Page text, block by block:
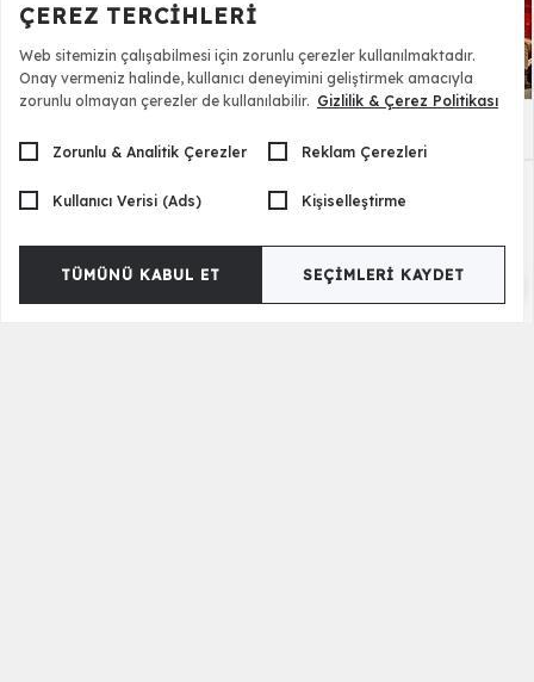
ÇEREZ TERCIHLERI
Web sitemizin çalışabilmesi için zorunlu çerezler kullanılmaktadır.
Onay vermeniz halinde, kullanıcı deneyimini geliştirmek amacıyla
zorunlu olmayan çerezler de kullanılabilir. Gizlilik & Çerez Politikası
Zorunlu & Analitik Çerezler Reklam Çerezleri
Kullanıcı Verisi (Ads) Kişiselleştirme
TÜMÜNÜ KABUL ET SEÇIMLERI KAYDET